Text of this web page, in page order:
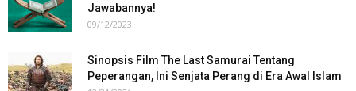
Jawabannya!
09/12/2023
Sinopsis Film The Last Samurai Tentang
Peperangan, Ini Senjata Perang di Era Awal Islam